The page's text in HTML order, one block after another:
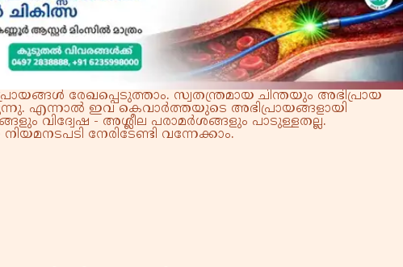
രേഖപ്പെടുത്താം. സ്വതന്ത്രമായ ചിന്തയും അഭിപ്രായ
എന്നാൽ ഇവ കെവാർത്തയുടെ അഭിപ്രായങ്ങളായി
വിദ്വേഷ - അശ്ലീല പരാമർശങ്ങളും പാടുള്ളതല്ല.
നേരിടേണ്ടി വന്നേക്കാം.